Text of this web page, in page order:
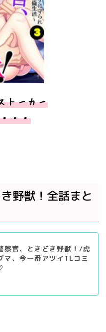
トーカー
・・
野獣！全話まと
察官、ときどき野獣！/虎
マ、今一番アツイTLコミ